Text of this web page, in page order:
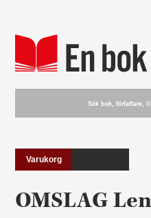
Varukorg
OMSLAG